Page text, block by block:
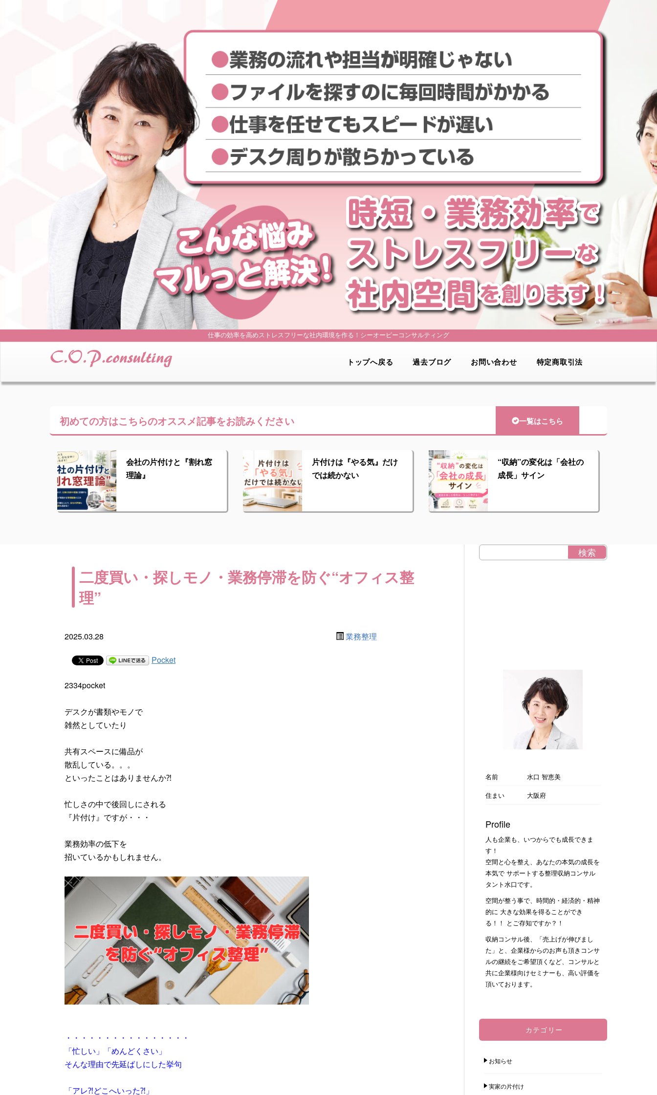
仕事の効率を高めストレスフリーな社内環境を作る！ シーオーピーコンサルティング
トップへ戻る 過去ブログ お問い合わせ 特定商取引法
初めての方はこちらのオススメ記事をお読みください 一覧はこちら
会社の片付けと『割れ窓
理論』
片付けは『やる気』だけ
では続かない
“収納”の変化は「会社の
成長」サイン
二度買い・探しモノ・業務停滞を防ぐ“オフィス整
理”
2025.03.28 業務整理
Pocket
2334pocket
デスクが書類やモノで
雑然としていたり
共有スペースに備品が
散乱している。。。
といったことはありませんか⁈
忙しさの中で後回しにされる
『片付け』ですが・・・
業務効率の低下を
招いているかもしれません。
・・・・・・・・・・・・・・・・
「忙しい」「めんどくさい」
そんな理由で先延ばしにした挙句
「アレ⁈どこへいった⁈」
名前
水口 智恵美
住まい
大阪府
Profile
人も企業も、いつからでも成長できま
す！
空間と心を整え、あなたの本気の成長を
本気で サポートする整理収納コンサル
タント水口です。
空間が整う事で、時間的・経済的・精神
的に 大きな効果を得ることができ
る！！ とご存知ですか？！
収納コンサル後、「売上げが伸びまし
た」と、企業様からのお声も頂きコンサ
ルの継続をご希望頂くなど、コンサルと
共に企業様向けセミナーも、高い評価を
頂いております。
カテゴリー
お知らせ
実家の片付け